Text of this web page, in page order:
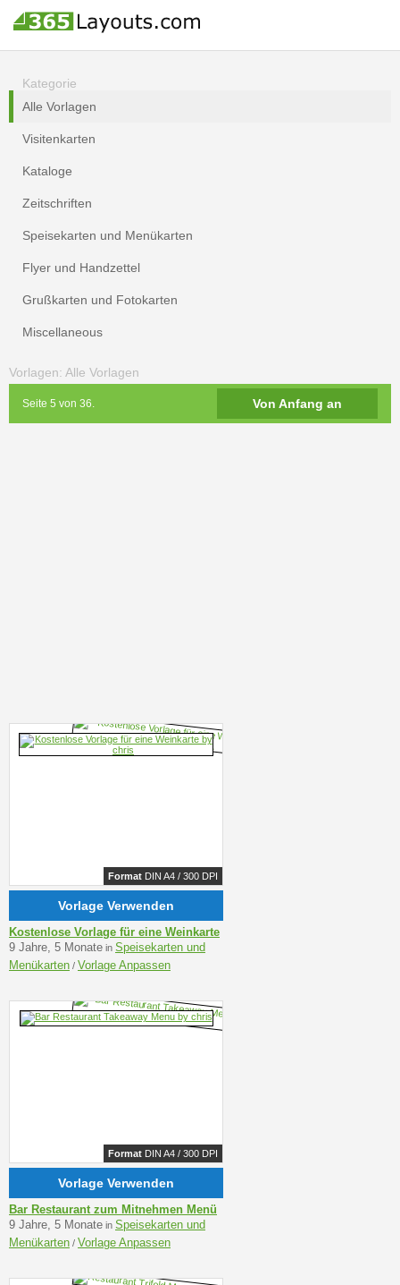
Kategorie
Alle Vorlagen
Visitenkarten
Kataloge
Zeitschriften
Speisekarten und Menükarten
Flyer und Handzettel
Grußkarten und Fotokarten
Miscellaneous
Vorlagen: Alle Vorlagen
Seite 5 von 36. Von Anfang an
Format DIN A4 / 300 DPI
Vorlage Verwenden
Kostenlose Vorlage für eine Weinkarte
9 Jahre, 5 Monate in Speisekarten und
Menükarten / Vorlage Anpassen
Format DIN A4 / 300 DPI
Vorlage Verwenden
Bar Restaurant zum Mitnehmen Menü
9 Jahre, 5 Monate in Speisekarten und
Menükarten / Vorlage Anpassen